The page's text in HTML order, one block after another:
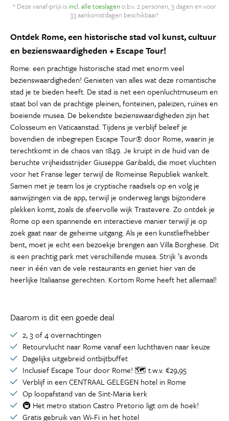
* Deze vanaf-prijs is incl. alle toeslagen o.b.v. 2 personen, 3 dagen en voor
33 aankomstdagen beschikbaar!
Ontdek Rome, een historische stad vol kunst, cultuur
en bezienswaardigheden + Escape Tour!
Rome: een prachtige historische stad met enorm veel
bezienswaardigheden! Genieten van alles wat deze romantische
stad je te bieden heeft. De stad is net een openluchtmuseum en
staat bol van de prachtige pleinen, fonteinen, paleizen, ruïnes en
boeiende musea. De bekendste bezienswaardigheden zijn het
Colosseum en Vaticaanstad. Tijdens je verblijf beleef je
bovendien de inbegrepen Escape Tour® door Rome, waarin je
terechtkomt in de chaos van 1849. Je kruipt in de huid van de
beruchte vrijheidsstrijder Giuseppe Garibaldi, die moet vluchten
voor het Franse leger terwijl de Romeinse Republiek wankelt.
Samen met je team los je cryptische raadsels op en volg je
aanwijzingen via de app, terwijl je onderweg langs bijzondere
plekken komt, zoals de sfeervolle wijk Trastevere. Zo ontdek je
Rome op een spannende en interactieve manier terwijl je op
zoek gaat naar de geheime uitgang. Als je een kunstliefhebber
bent, moet je echt een bezoekje brengen aan Villa Borghese. Dit
is een prachtig park met verschillende musea. Strijk ’s avonds
neer in één van de vele restaurants en geniet hier van de
heerlijke Italiaanse gerechten. Kortom Rome heeft het allemaal!
Daarom is dit een goede deal
2, 3 of 4 overnachtingen
Retourvlucht naar Rome vanaf een luchthaven naar keuze
Dagelijks uitgebreid ontbijtbuffet
Inclusief Escape Tour door Rome! 🗺️ t.w.v. €29,95
Verblijf in een CENTRAAL GELEGEN hotel in Rome
Op loopafstand van de Sint-Maria kerk
🚇 Het metro station Castro Pretorio ligt om de hoek!
Gratis gebruik van Wi-Fi in het hotel